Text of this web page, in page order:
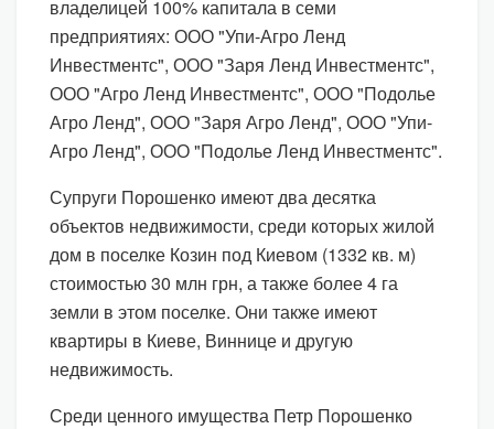
владелицей 100% капитала в семи
предприятиях: ООО "Упи-Агро Ленд
Инвестментс", ООО "Заря Ленд Инвестментс",
ООО "Агро Ленд Инвестментс", ООО "Подолье
Агро Ленд", ООО "Заря Агро Ленд", ООО "Упи-
Агро Ленд", ООО "Подолье Ленд Инвестментс".
Супруги Порошенко имеют два десятка
объектов недвижимости, среди которых жилой
дом в поселке Козин под Киевом (1332 кв. м)
стоимостью 30 млн грн, а также более 4 га
земли в этом поселке. Они также имеют
квартиры в Киеве, Виннице и другую
недвижимость.
Среди ценного имущества Петр Порошенко